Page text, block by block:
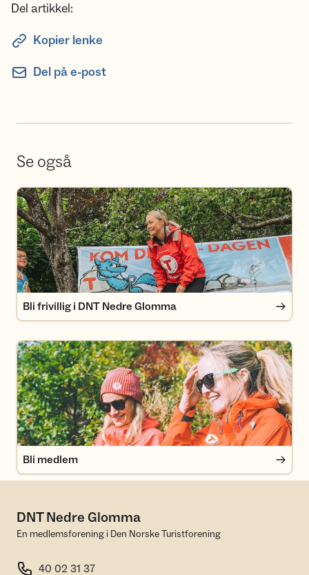
Del artikkel:
Kopier lenke
Del på e-post
Se også
Bli frivillig i DNT Nedre Glomma
Bli frivillig i DNT Nedre Glomma
Bli medlem
Bli medlem
DNT Nedre Glomma
En medlemsforening i Den Norske Turistforening
40 02 31 37